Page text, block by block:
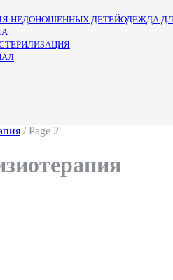
НЕДОНОШЕННЫХ ДЕТЕЙОДЕЖДА
/ Page 2